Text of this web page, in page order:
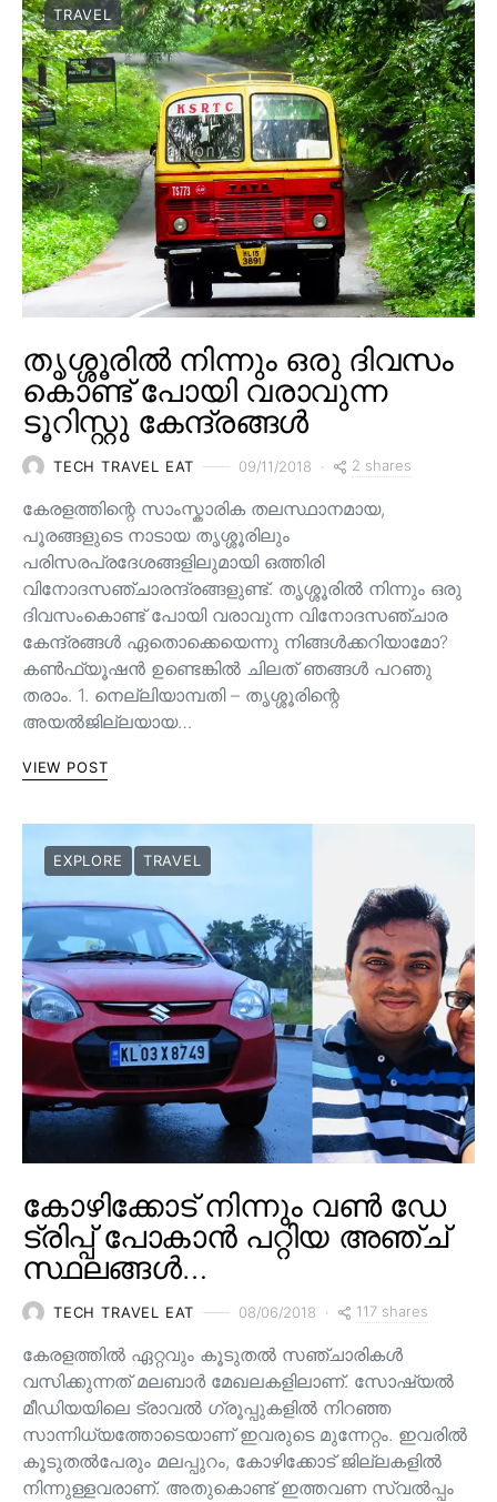
TRAVEL
തൃശ്ശൂരിൽ നിന്നും ഒരു ദിവസം
കൊണ്ട് പോയി വരാവുന്ന
ടൂറിസ്റ്റു കേന്ദ്രങ്ങൾ
TECH TRAVEL EAT 09/11/2018 2 shares
കേരളത്തിന്റെ സാംസ്കാരിക തലസ്ഥാനമായ,
പൂരങ്ങളുടെ നാടായ തൃശ്ശൂരിലും
പരിസരപ്രദേശങ്ങളിലുമായി ഒത്തിരി
വിനോദസഞ്ചാരന്ദ്രങ്ങളുണ്ട്. തൃശ്ശൂരിൽ നിന്നും ഒരു
ദിവസംകൊണ്ട് പോയി വരാവുന്ന വിനോദസഞ്ചാര
കേന്ദ്രങ്ങൾ ഏതൊക്കെയെന്നു നിങ്ങൾക്കറിയാമോ?
കൺഫ്യൂഷൻ ഉണ്ടെങ്കിൽ ചിലത് ഞങ്ങൾ പറഞു
തരാം. 1. നെല്ലിയാമ്പതി – തൃശ്ശൂരിന്റെ
അയൽജില്ലയായ…
VIEW POST
EXPLORE TRAVEL
കോഴിക്കോട് നിന്നും വൺ ഡേ
ട്രിപ്പ് പോകാൻ പറ്റിയ അഞ്ച്
സ്ഥലങ്ങൾ…
TECH TRAVEL EAT 08/06/2018 117 shares
കേരളത്തിൽ ഏറ്റവും കൂടുതൽ സഞ്ചാരികൾ
വസിക്കുന്നത് മലബാർ മേഖലകളിലാണ്. സോഷ്യൽ
മീഡിയയിലെ ട്രാവൽ ഗ്രൂപ്പുകളിൽ നിറഞ്ഞ
സാന്നിധ്യത്തോടെയാണ് ഇവരുടെ മുന്നേറ്റം. ഇവരിൽ
കൂടുതൽപേരും മലപ്പുറം, കോഴിക്കോട് ജില്ലകളിൽ
നിന്നുള്ളവരാണ്. അതുകൊണ്ട് ഇത്തവണ സ്വൽപ്പം